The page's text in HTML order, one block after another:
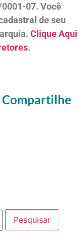
07. Você
de seu
Clique Aqui
.
Compartilhe